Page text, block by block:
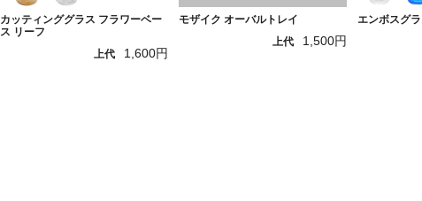
カッティンググラス フラワーベー
ス リーフ
上代
1,600円
モザイク オーバルトレイ
上代
1,500円
エンボスグ